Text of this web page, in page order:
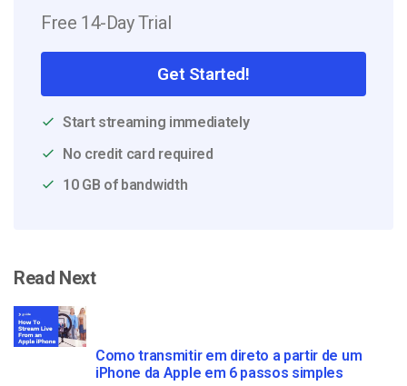
Free 14-Day Trial
Get Started!
Start streaming immediately
No credit card required
10 GB of bandwidth
Read Next
Como transmitir em direto a partir de um
iPhone da Apple em 6 passos simples